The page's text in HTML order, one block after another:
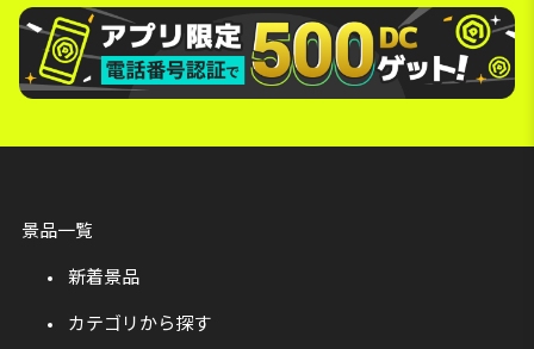
景品一覧
新着景品
カテゴリから探す